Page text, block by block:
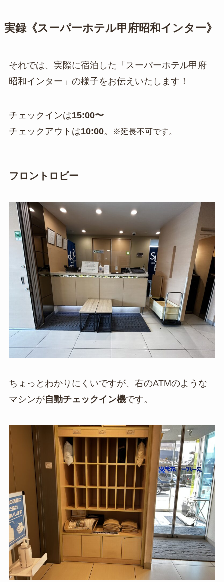
実録《スーパーホテル甲府昭和インター》
それでは、実際に宿泊した「スーパーホテル甲府
昭和インター」の様子をお伝えいたします！
チェックインは15:00〜
チェックアウトは10:00。 ※延長不可です。
フロントロビー
ちょっとわかりにくいですが、右のATMのような
マシンが自動チェックイン機です。